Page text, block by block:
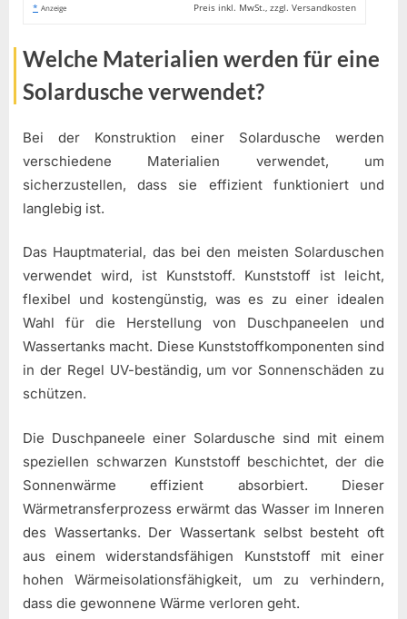
* Anzeige Preis inkl. MwSt., zzgl. Versandkosten
Welche Materialien werden für eine
Solardusche verwendet?
Bei der Konstruktion einer Solardusche werden
verschiedene Materialien verwendet, um
sicherzustellen, dass sie effizient funktioniert und
langlebig ist.
Das Hauptmaterial, das bei den meisten Solarduschen
verwendet wird, ist Kunststoff. Kunststoff ist leicht,
flexibel und kostengünstig, was es zu einer idealen
Wahl für die Herstellung von Duschpaneelen und
Wassertanks macht. Diese Kunststoffkomponenten sind
in der Regel UV-beständig, um vor Sonnenschäden zu
schützen.
Die Duschpaneele einer Solardusche sind mit einem
speziellen schwarzen Kunststoff beschichtet, der die
Sonnenwärme effizient absorbiert. Dieser
Wärmetransferprozess erwärmt das Wasser im Inneren
des Wassertanks. Der Wassertank selbst besteht oft
aus einem widerstandsfähigen Kunststoff mit einer
hohen Wärmeisolationsfähigkeit, um zu verhindern,
dass die gewonnene Wärme verloren geht.